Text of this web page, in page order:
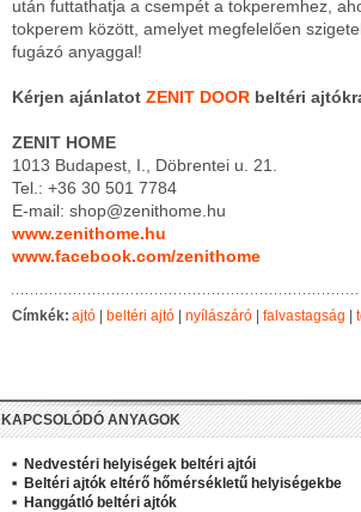
után futtathatja a csempét a tokperemhez,
tokperem között, amelyet megfelelően
fugázó anyaggal!
Kérjen ajánlatot ZENIT DOOR beltéri
ZENIT HOME
1013 Budapest, I., Döbrentei u. 21.
Tel.: +36 30 501 7784
E-mail: shop@zenithome.hu
www.zenithome.hu
www.facebook.com/zenithome
Címkék:ajtó beltéri ajtó nyílászáró falvastagság
KAPCSOLÓDÓ ANYAGOK
Nedvestéri helyiségek beltéri ajtói
Beltéri ajtók eltérő hőmérsékletű helyiségekbe
Hanggátló beltéri ajtók